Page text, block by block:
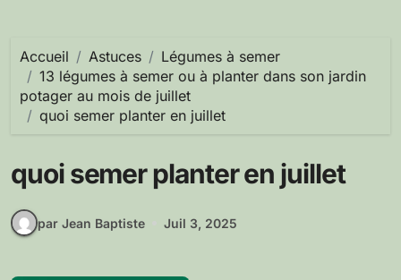
Accueil Astuces
Légumes à semer
13 légumes à semer ou à planter dans son jardin
potager au mois de juillet
quoi semer planter en juillet
quoi semer planter en juillet
par Jean Baptiste Juil 3, 2025